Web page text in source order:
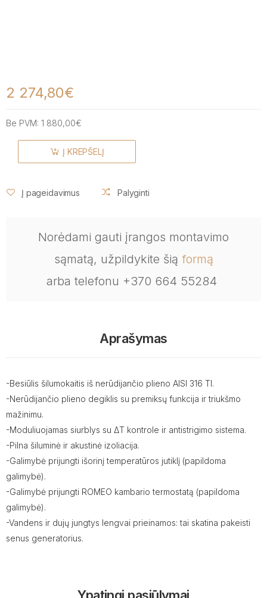
2 274,80€
Be PVM: 1 880,00€
Į KREPŠELĮ
Į pageidavimus Palyginti
Norėdami gauti įrangos montavimo
sąmatą, užpildykite šią formą
arba telefonu +370 664 55284
Aprašymas
-Besiūlis šilumokaitis iš nerūdijančio plieno AISI 316 TI.
-Nerūdijančio plieno degiklis su premiksų funkcija ir triukšmo
mažinimu.
-Moduliuojamas siurblys su ΔT kontrole ir antistrigimo sistema.
-Pilna šiluminė ir akustinė izoliacija.
-Galimybė prijungti išorinį temperatūros jutiklį (papildoma
galimybė).
-Galimybė prijungti ROMEO kambario termostatą (papildoma
galimybė).
-Vandens ir dujų jungtys lengvai prieinamos: tai skatina pakeisti
senus generatorius.